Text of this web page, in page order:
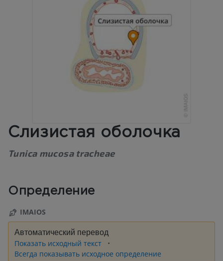
Слизистая оболочка
Tunica mucosa tracheae
Определение
IMAIOS
Автоматический перевод
Показать исходный текст
Всегда показывать исходное определение